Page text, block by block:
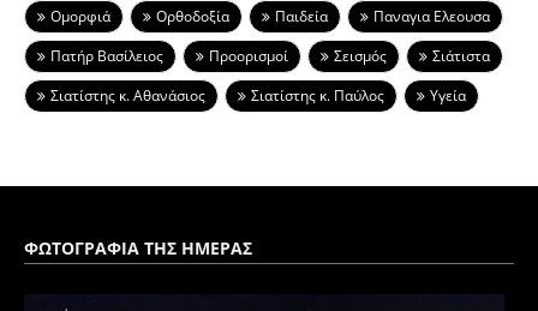
Ομορφιά
Ορθοδοξία Παιδεία
Παναγια Ελεουσα
Πατήρ Βασίλειος
Προορισμοί Σεισμός
Σιάτιστα
Σιατίστης κ. Αθανάσιος
Σιατίστης κ. Παύλος Υγεία
ΦΩΤΟΓΡΑΦΙΑ ΤΗΣ ΗΜΕΡΑΣ